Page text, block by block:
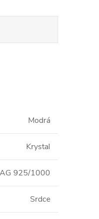
Modrá
Krystal
925/1000
Srdce